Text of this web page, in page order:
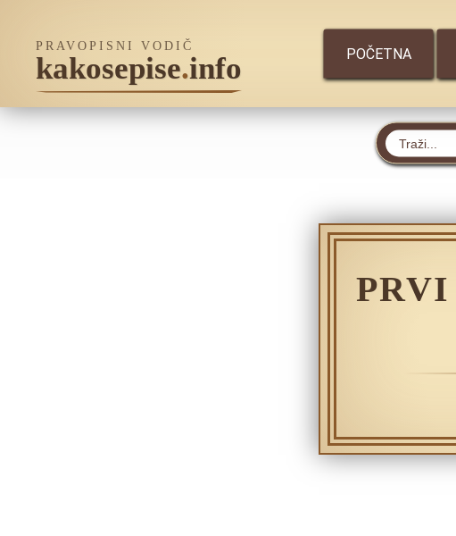
PRAVOPISNI VODIČ
kakosepise.info POČETNA